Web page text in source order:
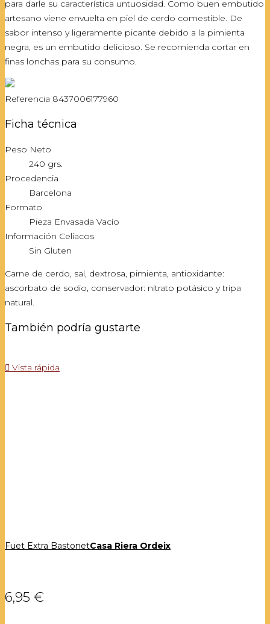
para darle su característica untuosidad. Como buen embutido
artesano viene envuelta en piel de cerdo comestible. De
sabor intenso y ligeramente picante debido a la pimienta
negra, es un embutido delicioso. Se recomienda cortar en
finas lonchas para su consumo.
Referencia 8437006177960
Ficha técnica
Peso Neto
240 grs.
Procedencia
Barcelona
Formato
Pieza Envasada Vacío
Información Celíacos
Sin Gluten
Carne de cerdo, sal, dextrosa, pimienta, antioxidante:
ascorbato de sodio, conservador: nitrato potásico y tripa
natural.
También podría gustarte
 Vista rápida
Fuet Extra BastonetCasa Riera Ordeix
6,95 €